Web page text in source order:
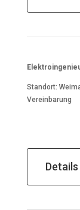
Standort:
Vereinbarung
Details